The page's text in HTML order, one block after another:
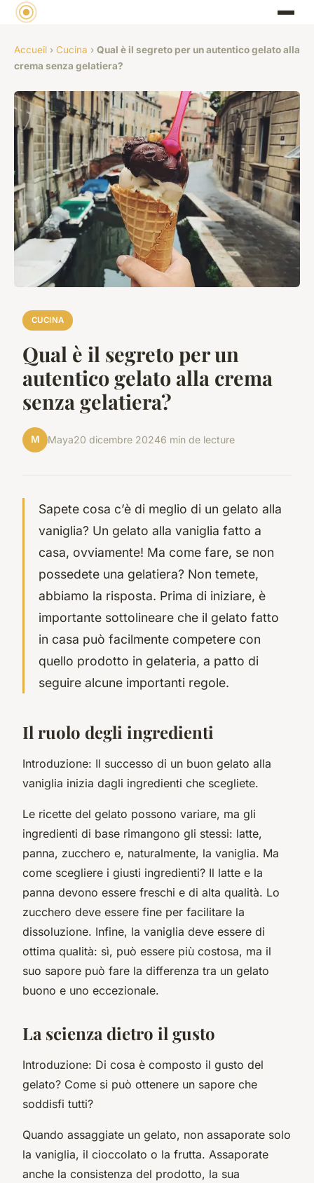
Accueil › Cucina › Qual è il segreto per un autentico gelato alla
crema senza gelatiera?
CUCINA
Qual è il segreto per un
autentico gelato alla crema
senza gelatiera?
M Maya20 dicembre 20246 min de lecture
Sapete cosa c’è di meglio di un gelato alla
vaniglia? Un gelato alla vaniglia fatto a
casa, ovviamente! Ma come fare, se non
possedete una gelatiera? Non temete,
abbiamo la risposta. Prima di iniziare, è
importante sottolineare che il gelato fatto
in casa può facilmente competere con
quello prodotto in gelateria, a patto di
seguire alcune importanti regole.
Il ruolo degli ingredienti
Introduzione: Il successo di un buon gelato alla
vaniglia inizia dagli ingredienti che scegliete.
Le ricette del gelato possono variare, ma gli
ingredienti di base rimangono gli stessi: latte,
panna, zucchero e, naturalmente, la vaniglia. Ma
come scegliere i giusti ingredienti? Il latte e la
panna devono essere freschi e di alta qualità. Lo
zucchero deve essere fine per facilitare la
dissoluzione. Infine, la vaniglia deve essere di
ottima qualità: sì, può essere più costosa, ma il
suo sapore può fare la differenza tra un gelato
buono e uno eccezionale.
La scienza dietro il gusto
Introduzione: Di cosa è composto il gusto del
gelato? Come si può ottenere un sapore che
soddisfi tutti?
Quando assaggiate un gelato, non assaporate solo
la vaniglia, il cioccolato o la frutta. Assaporate
anche la consistenza del prodotto, la sua